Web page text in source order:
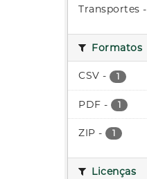
Transportes -
Formatos
CSV - 1
PDF - 1
ZIP - 1
Licenças